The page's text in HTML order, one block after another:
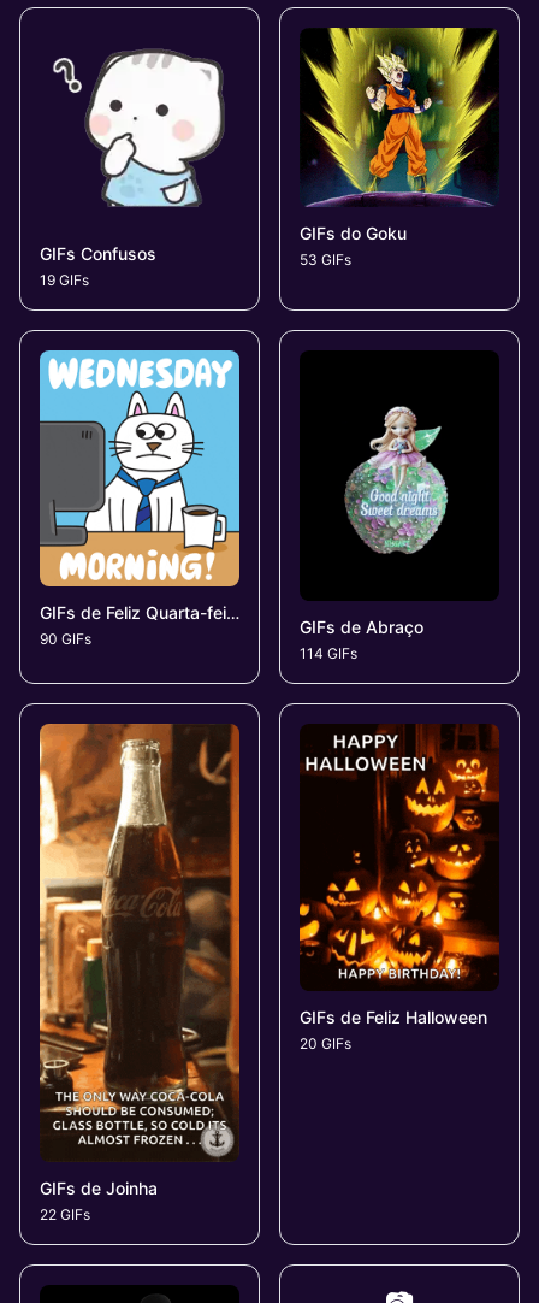
GIFs Confusos
19 GIFs
GIFs do Goku
53 GIFs
GIFs de Feliz Quarta-feira
90 GIFs
GIFs de Abraço
114 GIFs
GIFs de Joinha
22 GIFs
GIFs de Feliz Halloween
20 GIFs